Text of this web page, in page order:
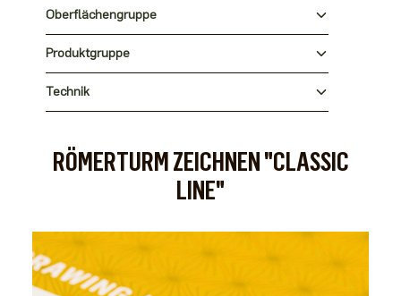
Oberflächengruppe
Produktgruppe
Technik
RÖMERTURM ZEICHNEN "CLASSIC
LINE"